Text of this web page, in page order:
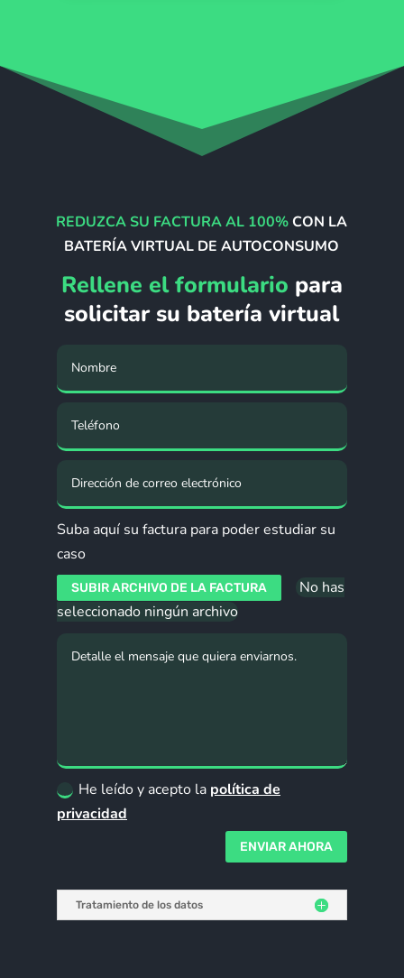
REDUZCA SU FACTURA AL 100%CON LA
BATERÍA VIRTUAL DE AUTOCONSUMO
Rellene el formulario para
solicitar su batería virtual
Suba aquí su factura para poder estudiar su
caso
SUBIR ARCHIVO DE LA FACTURA
No has
seleccionado ningún archivo
He leído y acepto la política de
privacidad
ENVIAR AHORA
Tratamiento de los datos